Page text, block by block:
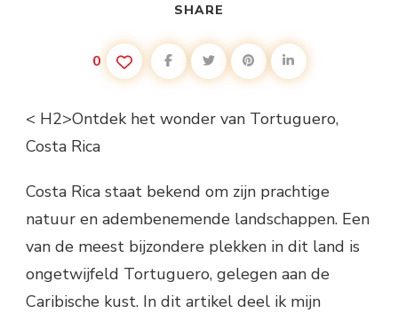
SHARE
0
< H2>Ontdek het wonder van Tortuguero,
Costa Rica
Costa Rica staat bekend om zijn prachtige
natuur en adembenemende landschappen. Een
van de meest bijzondere plekken in dit land is
ongetwijfeld Tortuguero, gelegen aan de
Caribische kust. In dit artikel deel ik mijn